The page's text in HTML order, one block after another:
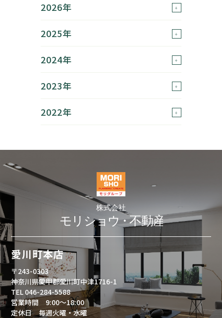
2026年
2025年
2024年
2023年
2022年
愛川町本店
〒243-0303
神奈川県愛甲郡愛川町中津1716-1
TEL 046-284-5588
営業時間 9:00～18:00
定休日 毎週火曜・水曜